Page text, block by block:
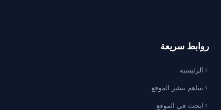
روابط سريعة
الرئيسيه
ساهم بنشر الموقع
ابحث في الموقع